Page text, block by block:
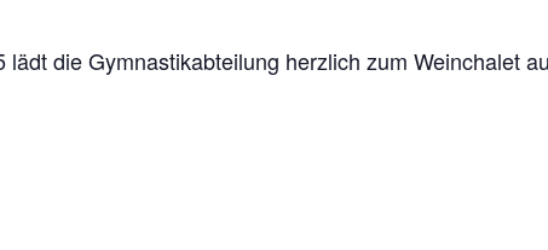
die Gymnastikabteilung herzlich zum Weinchalet